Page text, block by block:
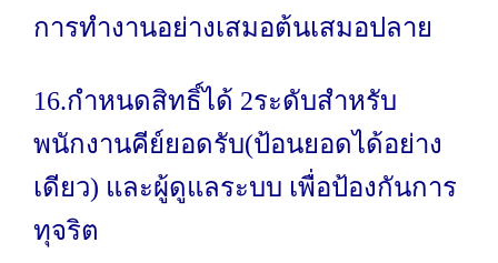
การทำงานอย่างเสมอต้นเสมอปลาย
16.กำหนดสิทธิ์ได้ 2ระดับสำหรับ
พนักงานคีย์ยอดรับ(ป้อนยอดได้อย่าง
เดียว) และผู้ดูแลระบบ เพื่อป้องกันการ
ทุจริต